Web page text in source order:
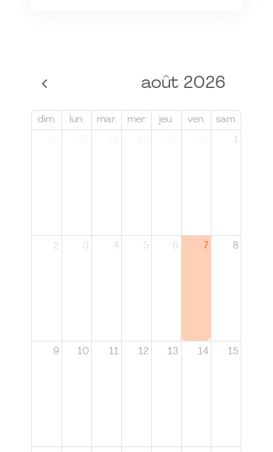
août 2026
dim. lun. mar. mer. jeu. ven. sam.
1
2 3 4 5 6 7 8
9 10 11 12 13 14 15